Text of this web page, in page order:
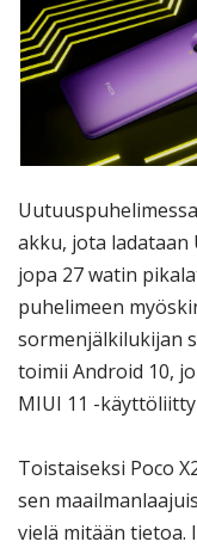
akku, jota ladataan
jopa 27 watin
puhelimeen
sormenjälkilukijan
toimii Android 10,
MIUI 11 -
Toistaiseksi Poco
sen
vielä mitään tietoa.